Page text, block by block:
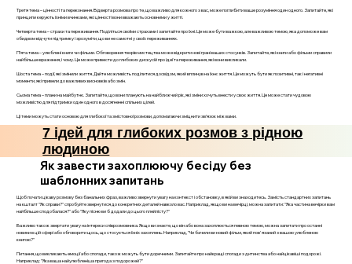
Третя тема – цінності та переконання. Відверта розмова про те, що важливо для кожного з вас, може поглибити ваше розуміння один одного. Запитайте, які
принципи керують їхніми вчинками, які цінності вони вважають основними у житті.
Четверта тема – страхи та переживання. Поділіться своїми страхами і запитайте про їхні. Це може бути важкою, але важливою темою, яка допоможе вам
обидвом відчути підтримку і зрозуміти, що ви не самотні у своїх переживаннях.
П’ята тема – улюблені книги чи фільми. Обговорення творів мистецтва може відкрити нові грані ваших стосунків. Запитайте, які книги або фільми справили
найбільше враження, і чому. Це може привести до глибоких дискусій про ідеї та переживання, які вони викликали.
Шоста тема – події, які змінили життя. Дайте можливість поділитися досвідом, який вплинув на їхнє життя. Це можуть бути як позитивні, так і негативні
моменти, які привели до важливих висновків або змін.
Сьома тема – плани на майбутнє. Запитайте, що вони планують на найближчий рік, які зміни хочуть внести у своє життя. Це може стати чудовою
можливістю для підтримки один одного в досягненні спільних цілей.
Ці теми можуть стати основою для глибокої та змістовної розмови, допомагаючи зміцнити зв’язок між вами.
7 ідей для глибоких розмов з рідною
людиною
Як завести захоплюючу бесіду без
шаблонних запитань
Щоб почати цікаву розмову без банальних фраз, важливо звернути увагу на контекст і обстановку, в якій ви знаходитесь. Замість стандартних запитань
на кшталт "Як справи?" спробуйте звернутися до конкретних деталей навколо вас. Наприклад, якщо ви на вечірці, можна запитати: "Яка частина вечірки вам
найбільше сподобалася?" або "Яку пісню ви б додали до цього плейлісту?"
Важливо також звертати увагу на інтереси співрозмовника. Якщо ви знаєте, що він або вона захоплюється певною темою, можна запитати про останні
новини в цій сфері або обговорити щось, що стосується їхніх захоплень. Наприклад, "Чи бачили ви новий фільм, який пов'язаний з вашою улюбленою
книгою?"
Питання, що викликають емоції або спогади, також можуть бути доречними. Запитайте про найкращі спогади з дитинства або найцікавіші подорожі.
Наприклад: "Яка ваша найулюбленіша пригода з подорожей?"